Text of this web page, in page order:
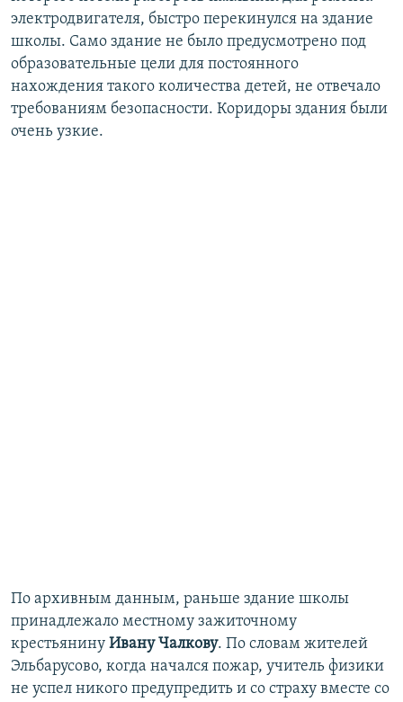
электродвигателя, быстро перекинулся на здание
школы. Само здание не было предусмотрено под
образовательные цели для постоянного
нахождения такого количества детей, не отвечало
требованиям безопасности. Коридоры здания были
очень узкие.
По архивным данным, раньше здание школы
принадлежало местному зажиточному
крестьянину Ивану Чалкову. По словам жителей
Эльбарусово, когда начался пожар, учитель физики
не успел никого предупредить и со страху вместе со